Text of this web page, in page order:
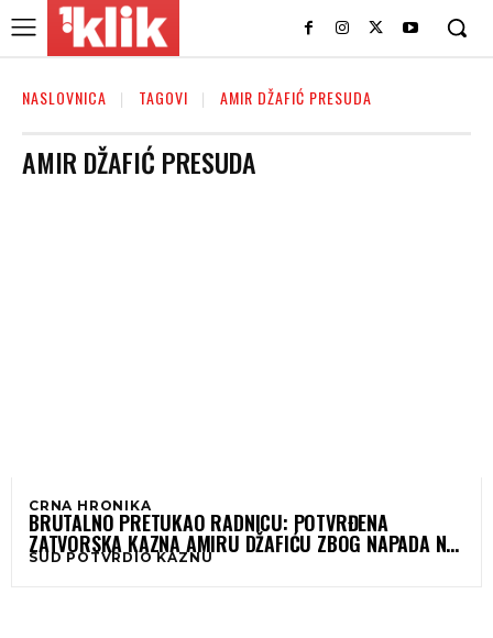
NASLOVNICA TAGOVI AMIR DŽAFIĆ PRESUDA
AMIR DŽAFIĆ PRESUDA
CRNA HRONIKA
BRUTALNO PRETUKAO RADNICU: POTVRĐENA
ZATVORSKA KAZNA AMIRU DŽAFIĆU ZBOG NAPADA NA
ENISU KLEPO
SUD POTVRDIO KAZNU